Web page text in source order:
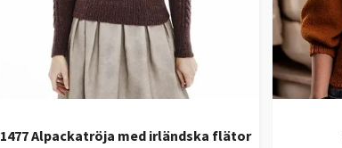
1477 Alpackatröja med irländska flätor